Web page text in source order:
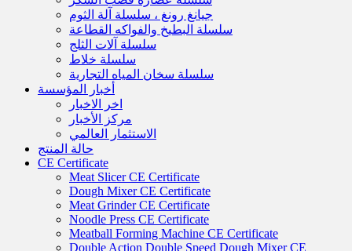
جيانغ رونغ ، سلسلة آلة الثوم
سلسلة البطيخ والفواكه القطاعة
سلسلة آلات الثلج
سلسلة خلاط
سلسلة سخان المياه التجارية
أخبار المؤسسة
اخر الاخبار
مركز الأخبار
الاستثمار العالمي
حالة المنتج
CE Certificate
Meat Slicer CE Certificate
Dough Mixer CE Certificate
Meat Grinder CE Certificate
Noodle Press CE Certificate
Meatball Forming Machine CE Certificate
Double Action Double Speed Dough Mixer CE